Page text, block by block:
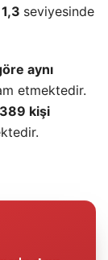
seviyesinde
aynı
etmektedir.
389 kişi